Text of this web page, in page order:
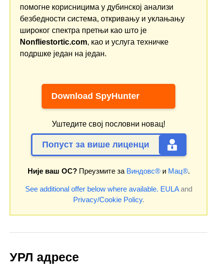
помогне корисницима у дубинској анализи
безбедности система, откривању и уклањању
широког спектра претњи као што је
Nonfliestortic.com, као и услуга техничке
подршке један на један.
Download SpyHunter
Уштедите свој пословни новац!
Попуст за више лиценци
Није ваш ОС?Преузмите за Виндовс®и Мац®.
See additional offer below where available. EULAand
Privacy/Cookie Policy.
УРЛ адресе